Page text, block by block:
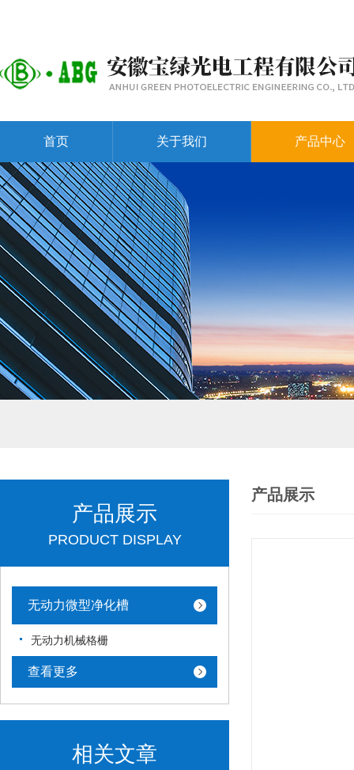
首页 关于我们 产品中心
产品展示
PRODUCT DISPLAY
无动力微型净化槽
无动力机械格栅
查看更多
相关文章
产品展示